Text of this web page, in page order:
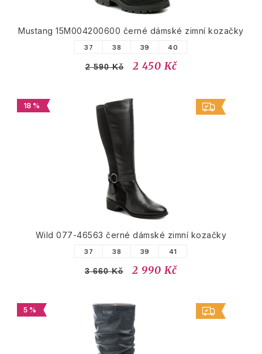
Mustang 15M004200600 černé dámské zimní kozačky
37 38 39 40
2 590 Kč 2 450 Kč
18 %
Wild 077-46563 černé dámské zimní kozačky
37 38 39 41
3 660 Kč 2 990 Kč
5 %